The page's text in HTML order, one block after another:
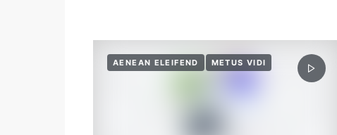
AENEAN ELEIFEND METUS VIDI